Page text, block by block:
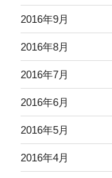
2016年9月
2016年8月
2016年7月
2016年6月
2016年5月
2016年4月